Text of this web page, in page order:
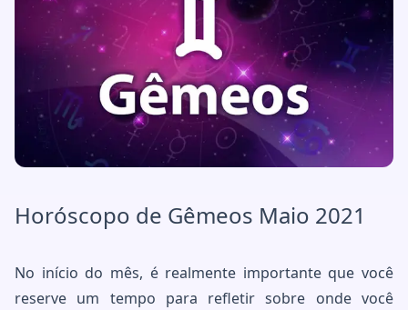
Horóscopo de Gêmeos Maio 2021
No início do mês, é realmente importante que você
reserve um tempo para refletir sobre onde você